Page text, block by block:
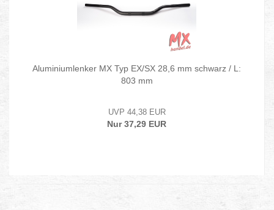
Aluminiumlenker MX Typ EX/SX 28,6 mm schwarz / L:
803 mm
UVP 44,38 EUR
Nur 37,29 EUR